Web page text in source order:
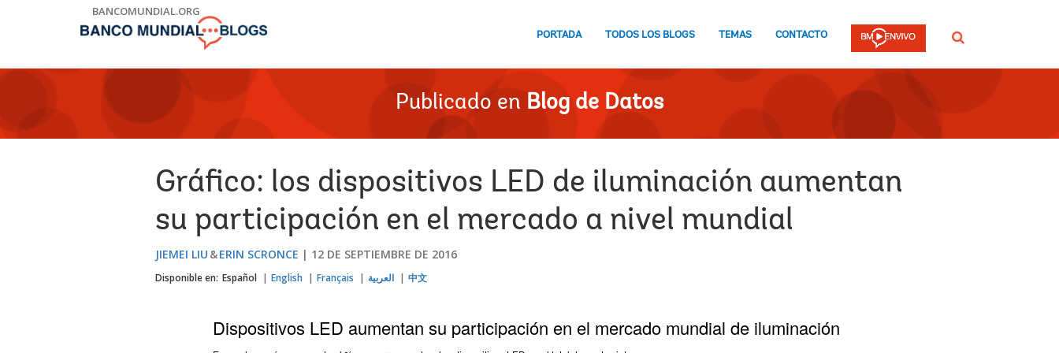
BANCOMUNDIAL.ORG
PORTADA TODOS LOS BLOGS TEMAS CONTACTO Buscar
Publicado en Blog de Datos
Gráfico: los dispositivos LED de iluminación aumentan
su participación en el mercado a nivel mundial
JIEMEI LIU ERIN SCRONCE 12 DE SEPTIEMBRE DE 2016
Disponible en: Español English Français العربية 中文